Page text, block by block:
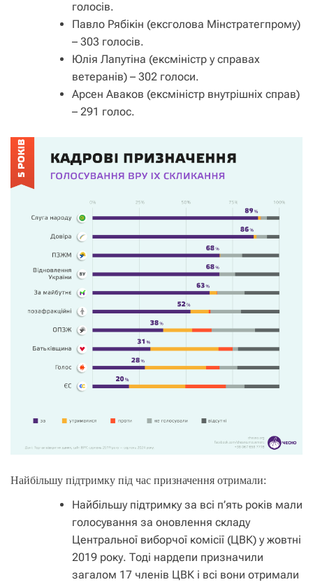
голосів.
Павло Рябікін (ексголова Мінстратегпрому)
– 303 голосів.
Юлія Лапутіна (ексміністр у справах
ветеранів) – 302 голоси.
Арсен Аваков (ексміністр внутрішніх справ)
– 291 голос.
Найбільшу підтримку під час призначення отримали:
Найбільшу підтримку за всі п’ять років мали
голосування за оновлення складу
Центральної виборчої комісії (ЦВК) у жовтні
2019 року. Тоді нардепи призначили
загалом 17 членів ЦВК і всі вони отримали